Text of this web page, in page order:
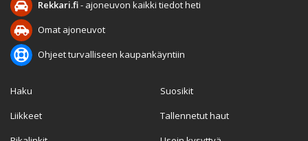
Rekkari.fi- ajoneuvon kaikki tiedot heti
Omat ajoneuvot
Ohjeet turvalliseen kaupankäyntiin
Haku
Liikkeet
Suosikit
Tallennetut haut